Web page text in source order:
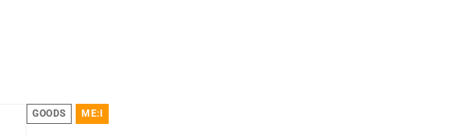
GOODS ME:I